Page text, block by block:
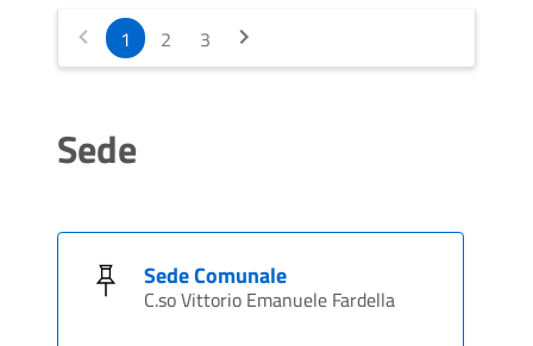
1 2 3
Sede
Sede Comunale
C.so Vittorio Emanuele Fardella